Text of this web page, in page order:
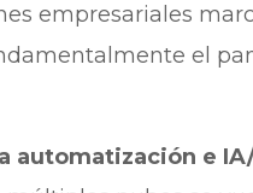
empresariales
el
automatización e